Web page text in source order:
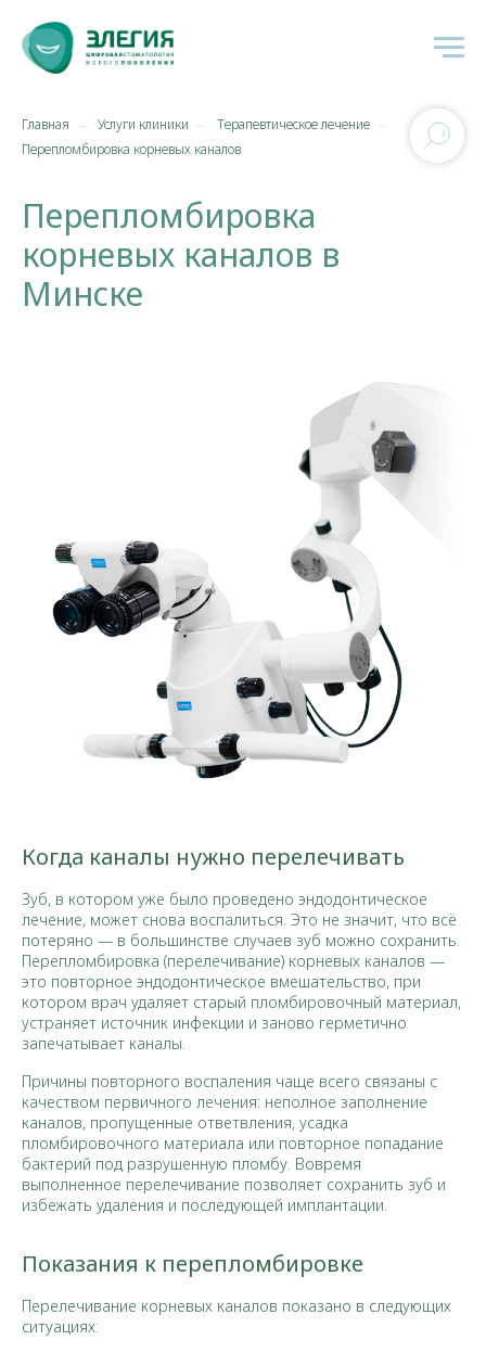
Главная → Услуги клиники → Терапевтическое лечение →
Перепломбировка корневых каналов
Перепломбировка
корневых каналов в
Минске
Когда каналы нужно перелечивать
Зуб, в котором уже было проведено эндодонтическое
лечение, может снова воспалиться. Это не значит, что всё
потеряно — в большинстве случаев зуб можно сохранить.
Перепломбировка (перелечивание) корневых каналов —
это повторное эндодонтическое вмешательство, при
котором врач удаляет старый пломбировочный материал,
устраняет источник инфекции и заново герметично
запечатывает каналы.​
Причины повторного воспаления чаще всего связаны с
качеством первичного лечения: неполное заполнение
каналов, пропущенные ответвления, усадка
пломбировочного материала или повторное попадание
бактерий под разрушенную пломбу. Вовремя
выполненное перелечивание позволяет сохранить зуб и
избежать удаления и последующей имплантации.​
Показания к перепломбировке
Перелечивание корневых каналов показано в следующих
ситуациях: